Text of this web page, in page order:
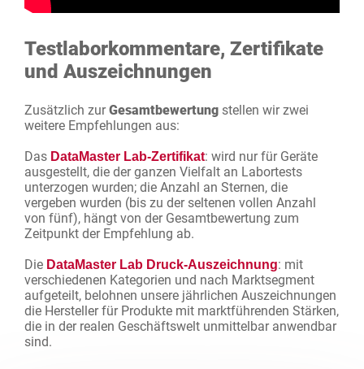
Testlaborkommentare, Zertifikate
und Auszeichnungen
Zusätzlich zurGesamtbewertung stellen wir zwei
weitere Empfehlungen aus:
Das DataMaster Lab-Zertifikat: wird nur für Geräte
ausgestellt, die der ganzen Vielfalt an Labortests
unterzogen wurden; die Anzahl an Sternen, die
vergeben wurden (bis zu der seltenen vollen Anzahl
von fünf), hängt von der Gesamtbewertung zum
Zeitpunkt der Empfehlung ab.
Die DataMaster Lab Druck-Auszeichnung: mit
verschiedenen Kategorien und nach Marktsegment
aufgeteilt, belohnen unsere jährlichen Auszeichnungen
die Hersteller für Produkte mit marktführenden Stärken,
die in der realen Geschäftswelt unmittelbar anwendbar
sind.